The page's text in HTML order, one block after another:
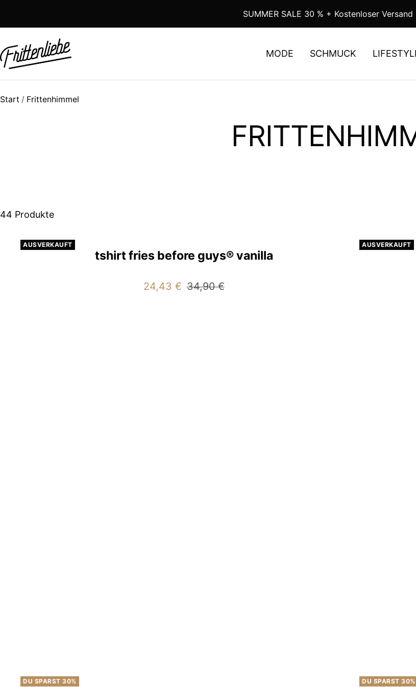
SUMMER SALE 30 % + Kostenloser
MODE SCHMUCK
Start Frittenhimmel
44 Produkte
AUSVERKAUFT
tshirt fries before guys® vanilla
Angebotspreis
24,43 € Regulärer
34,90 €
AUSVERKAUFT
DU SPARST 30% DU SPARST 30%